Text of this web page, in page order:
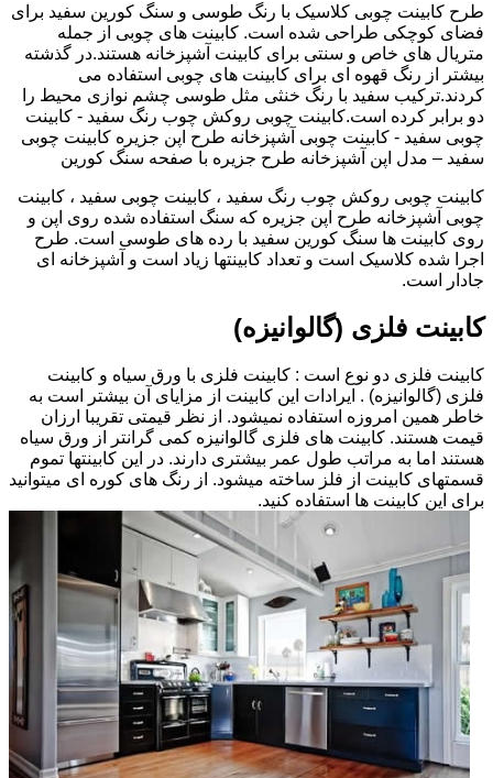
طرح کابینت چوبی کلاسیک با رنگ طوسی و سنگ کورین سفید برای
فضای کوچکی طراحی شده است. کابینت های چوبی از جمله
متریال های خاص و سنتی برای کابینت آشپزخانه هستند.در گذشته
بیشتر از رنگ قهوه ای برای کابینت های چوبی استفاده می
کردند.ترکیب سفید با رنگ خنثی مثل طوسی چشم نوازی محیط را
دو برابر کرده است.کابینت چوبی روکش چوب رنگ سفید - کابینت
چوبی سفید - کابینت چوبی آشپزخانه طرح اپن جزیره کابینت چوبی
سفید – مدل اپن آشپزخانه طرح جزیره با صفحه سنگ کورین
کابینت چوبی روکش چوب رنگ سفید ، کابینت چوبی سفید ، کابینت
چوبی آشپزخانه طرح اپن جزیره که سنگ استفاده شده روی اپن و
روی کابینت ها سنگ کورین سفید با رده های طوسی است. طرح
اجرا شده کلاسیک است و تعداد کابینتها زیاد است و آشپزخانه ای
جادار است.
کابینت فلزی (گالوانیزه)
کابینت فلزی دو نوع است : کابینت فلزی با ورق سیاه و کابینت
فلزی (گالوانیزه) . ایرادات این کابینت از مزایای آن بیشتر است به
خاطر همین امروزه استفاده نمیشود. از نظر قیمتی تقریبا ارزان
قیمت هستند. کابینت های فلزی گالوانیزه کمی گرانتر از ورق سیاه
هستند اما به مراتب طول عمر بیشتری دارند. در این کابینتها تموم
قسمتهای کابینت از فلز ساخته میشود. از رنگ های کوره ای میتوانید
برای این کابینت ها استفاده کنید.